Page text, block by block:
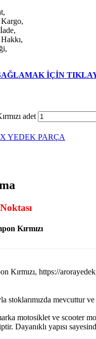
İÇİN
adet
YEDEK PARÇA
Kırmızı
Kırmızı, https://
stoklarımızda mevcuttur
motosiklet ve scooter
Dayanıklı yapısı